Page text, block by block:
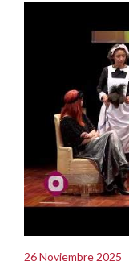
26 Noviembre 2025